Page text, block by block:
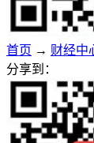
首页 → 财经中
分享到：